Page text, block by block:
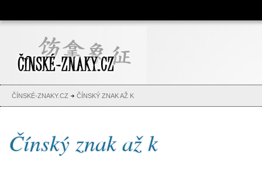
Čínské znaky, česko-čínský
slovník, abeceda, jména,
tetování
ČÍNSKÉ-ZNAKY.CZ ČÍNSKÝ ZNAK AŽ K
Čínský znak až k